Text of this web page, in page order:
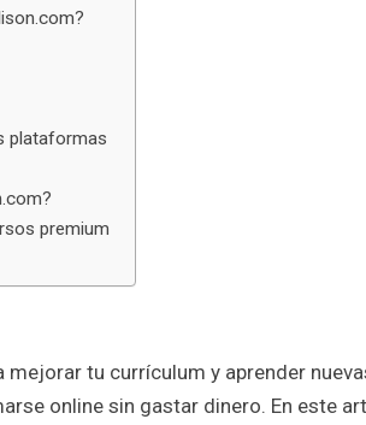
plataformas
premium
mejorar tu currículum y aprender
online sin gastar dinero. En este